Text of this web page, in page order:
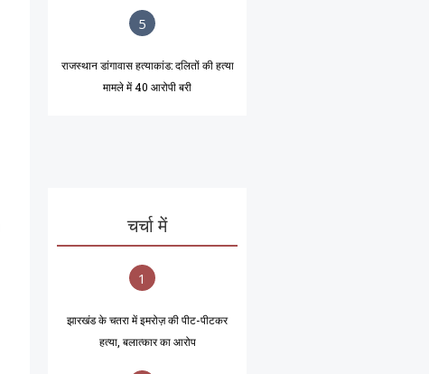
5
राजस्थान डांगावास हत्याकांड: दलितों की हत्या
मामले में 40 आरोपी बरी
चर्चा में
1
झारखंड के चतरा में इमरोज़ की पीट-पीटकर
हत्या, बलात्कार का आरोप